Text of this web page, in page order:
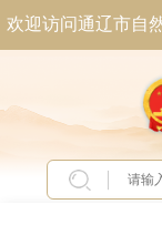
欢迎访问通辽市自